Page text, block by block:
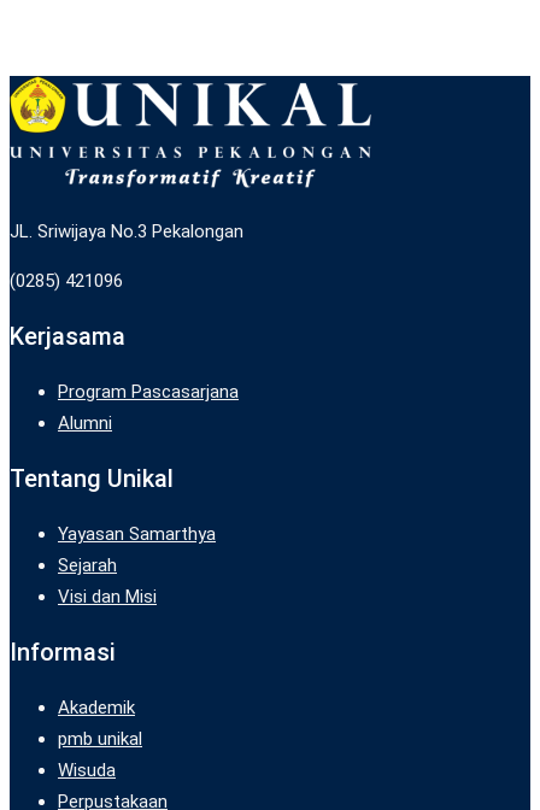
JL. Sriwijaya No.3 Pekalongan
(0285) 421096
Kerjasama
Program Pascasarjana
Alumni
Tentang Unikal
Yayasan Samarthya
Sejarah
Visi dan Misi
Informasi
Akademik
pmb unikal
Wisuda
Perpustakaan